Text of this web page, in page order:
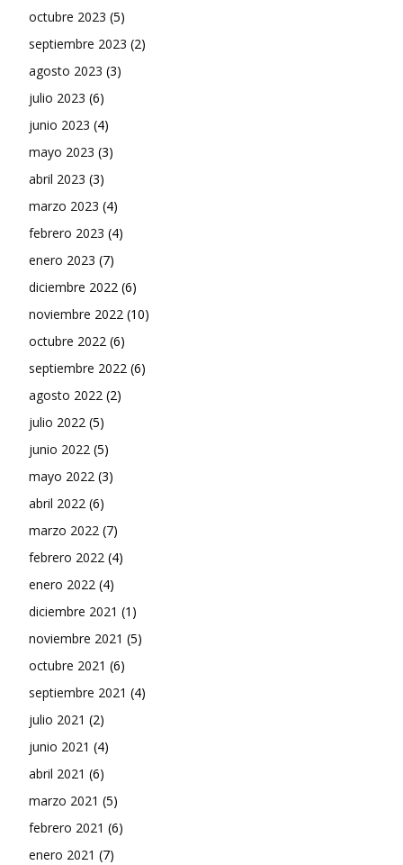
octubre 2023 (5)
septiembre 2023 (2)
agosto 2023 (3)
julio 2023 (6)
junio 2023 (4)
mayo 2023 (3)
abril 2023 (3)
marzo 2023 (4)
febrero 2023 (4)
enero 2023 (7)
diciembre 2022 (6)
noviembre 2022 (10)
octubre 2022 (6)
septiembre 2022 (6)
agosto 2022 (2)
julio 2022 (5)
junio 2022 (5)
mayo 2022 (3)
abril 2022 (6)
marzo 2022 (7)
febrero 2022 (4)
enero 2022 (4)
diciembre 2021 (1)
noviembre 2021 (5)
octubre 2021 (6)
septiembre 2021 (4)
julio 2021 (2)
junio 2021 (4)
abril 2021 (6)
marzo 2021 (5)
febrero 2021 (6)
enero 2021 (7)